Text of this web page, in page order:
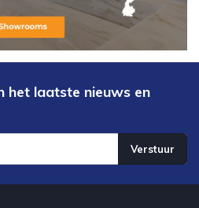
het laatste nieuws en
Verstuur